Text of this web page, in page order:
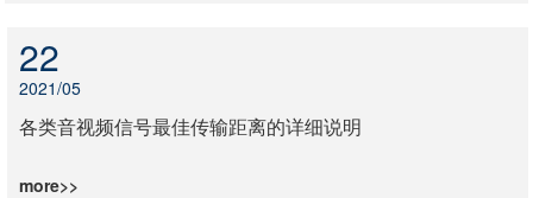
22
2021/05
各类音视频信号最佳传输距离的详细说明
more>>